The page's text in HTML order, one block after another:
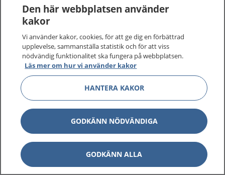
Den här webbplatsen använder
kakor
Vi använder kakor, cookies, för att ge dig en förbättrad
upplevelse, sammanställa statistik och för att viss
nödvändig funktionalitet ska fungera på webbplatsen.
Läs mer om hur vi använder kakor
HANTERA KAKOR
GODKÄNN NÖDVÄNDIGA
GODKÄNN ALLA